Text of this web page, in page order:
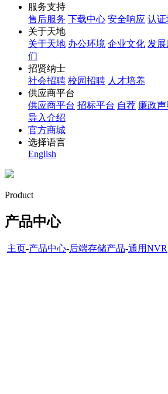
服务支持
售后服务 下载中心 安全响应 认证
关于天地
关于天地 办公环境 企业文化 发
们
招贤纳士
社会招聘 校园招聘 人才培养
供应商平台
供应商平台 招标平台 自荐 廉政声
导入介绍
官方商城
选择语言
English
Product
产品中心
主页-产品中心-后端存储产品-通用NVR